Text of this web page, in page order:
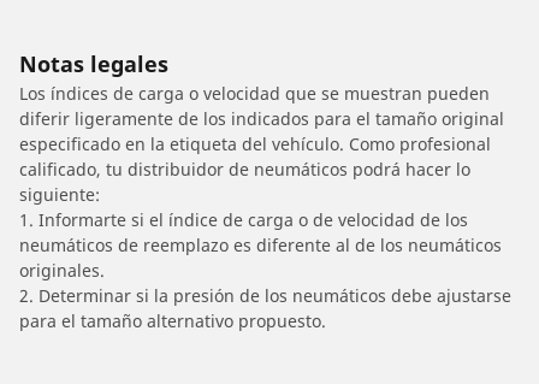
Notas legales
Los índices de carga o velocidad que se muestran pueden
diferir ligeramente de los indicados para el tamaño original
especificado en la etiqueta del vehículo. Como profesional
calificado, tu distribuidor de neumáticos podrá hacer lo
siguiente:
1. Informarte si el índice de carga o de velocidad de los
neumáticos de reemplazo es diferente al de los neumáticos
originales.
2. Determinar si la presión de los neumáticos debe ajustarse
para el tamaño alternativo propuesto.